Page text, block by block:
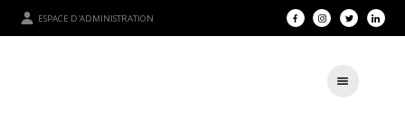
ESPACE D'ADMINISTRATION